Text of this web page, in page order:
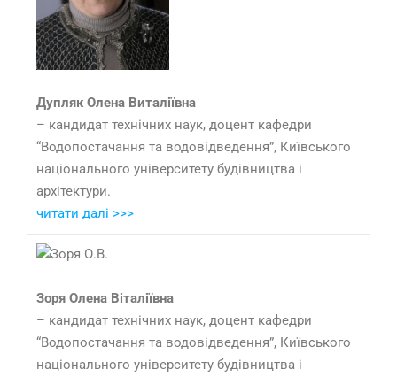
Дупляк Олена Виталіївна
– кандидат технічних наук, доцент кафедри
“Водопостачання та водовідведення”, Київського
національного університету будівництва і
архітектури.
читати далі >>>
Зоря Олена Віталіївна
– кандидат технічних наук, доцент кафедри
“Водопостачання та водовідведення”, Київського
національного університету будівництва і